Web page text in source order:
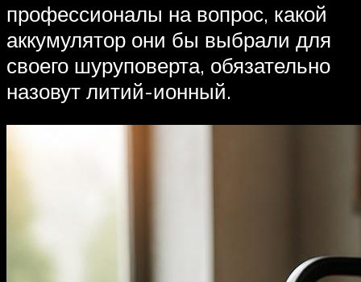
профессионалы на вопрос, какой
аккумулятор они бы выбрали для
своего шуруповерта, обязательно
назовут литий-ионный.